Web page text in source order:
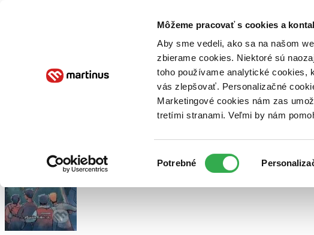
Môžeme pracovať s cookies a
Aby sme vedeli, ako sa na našom
zbierame cookies. Niektoré sú
toho používame analytické cookies,
vás zlepšovať. Personalizačné
Marketingové cookies nám zas
tretími stranami. Veľmi by nám
súhlasu
Potrebné
Poukážky Kontakt